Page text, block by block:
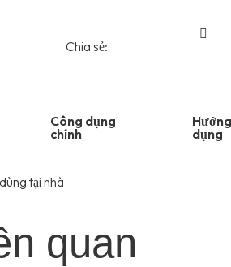
Chia sẻ:
Công dụng
chính
dụng
tại nhà
quan